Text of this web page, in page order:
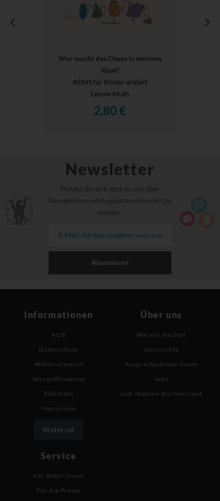
Wer macht das Chaos in meinem
Kopf?
ADHS für Kinder erklärt
Leonie Muth
2,80 €
Newsletter
Melden Sie sich jetzt an, um über
Neuigkeiten und Angebote informiert zu
werden.
Abonnieren
Informationen
AGB
Datenschutz
Widerrufsrecht
Versandhinweise
Zahlarten
Impressum
Widerruf
Über uns
Was wir machen
Geschichte
Ansprechpartner:innen
Jobs
zum Mabuse-Buchversand
Service
Für Autor:innen
Für die Presse